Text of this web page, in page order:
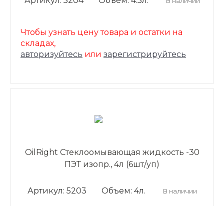
Чтобы узнать цену товара и остатки на
складах,
авторизуйтесь или зарегистрируйтесь
OilRight Стеклоомывающая жидкость -30
ПЭТ изопр., 4л (6шт/уп)
Артикул: 5203 Объем: 4л. В наличии